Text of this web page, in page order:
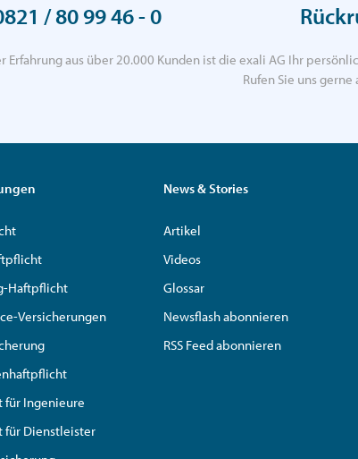
/ 80 99 46 - 0
Erfahrung aus über 20.000 Kunden ist die exali AG Ihr
Rufen Sie uns
Haftpflicht
Versicherungen
für Ingenieure
für Dienstleister
News & Stories
Artikel
Videos
Glossar
Newsflash abonnieren
RSS Feed abonnieren